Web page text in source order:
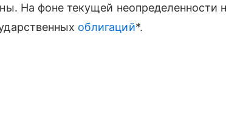
На фоне текущей неопределенности
облигаций*.